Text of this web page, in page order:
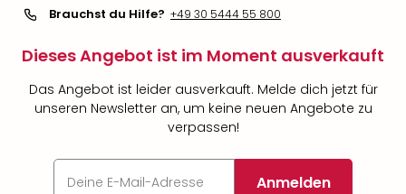
Brauchst du Hilfe? +49 30 5444 55 800
Dieses Angebot ist im Moment ausverkauft
Das Angebot ist leider ausverkauft. Melde dich jetzt für
unseren Newsletter an, um keine neuen Angebote zu
verpassen!
Anmelden